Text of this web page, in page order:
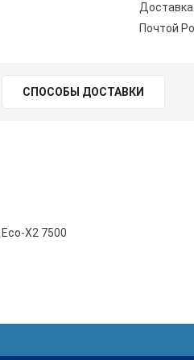
Почтой
СПОСОБЫ ДОСТАВКИ
Eco-X2 7500